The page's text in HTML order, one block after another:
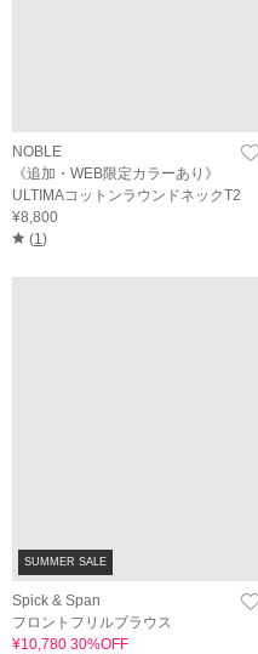
NOBLE
《追加・WEB限定カラーあり》
ULTIMAコットンラウンドネックT2
¥8,800
(1 )
SUMMER SALE
Spick & Span
フロントフリルブラウス
¥10,780 30%OFF